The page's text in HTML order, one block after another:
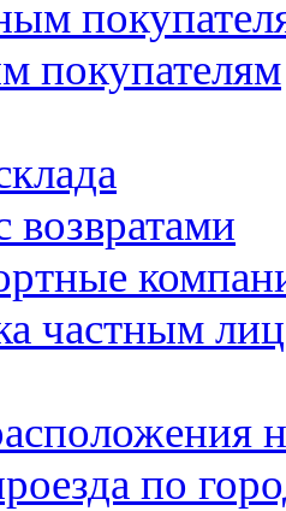
покупателям
возвратами
частным
по